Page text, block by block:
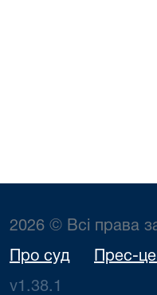
2026 © Всі права
Про суд Прес-
v1.38.1